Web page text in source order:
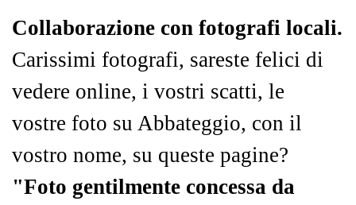
Collaborazione con fotografi locali.
Carissimi fotografi, sareste felici di
vedere online, i vostri scatti, le
vostre foto su Abbateggio, con il
vostro nome, su queste pagine?
"Foto gentilmente concessa da